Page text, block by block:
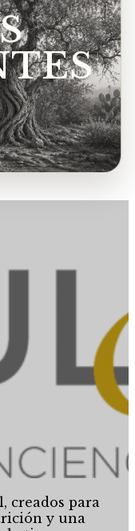
creados para
y una